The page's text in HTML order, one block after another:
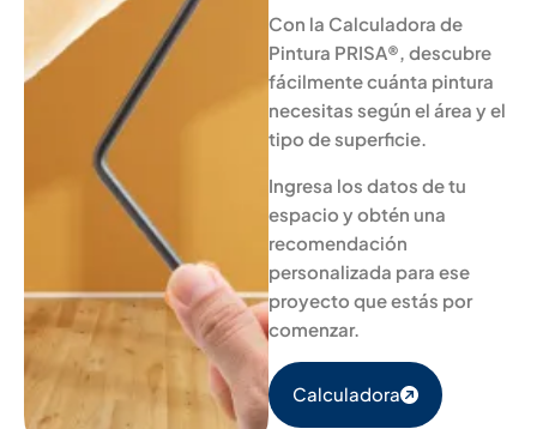
Con la Calculadora de
Pintura PRISA®, descubre
fácilmente cuánta pintura
necesitas según el área y el
tipo de superficie.
Ingresa los datos de tu
espacio y obtén una
recomendación
personalizada para ese
proyecto que estás por
comenzar.
Calculadora